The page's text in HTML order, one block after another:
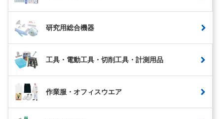
研究用総合機器
工具・電動工具・切削工具・計測用品
作業服・オフィスウエア